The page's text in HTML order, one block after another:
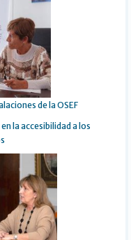
de la OSEF
la accesibilidad a los